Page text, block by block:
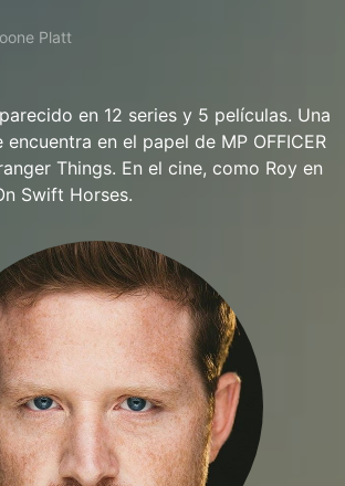
Platt
en 12 series y 5 películas. Una
en el papel de MP OFFICER
Things. En el cine, como Roy en
Swift Horses.